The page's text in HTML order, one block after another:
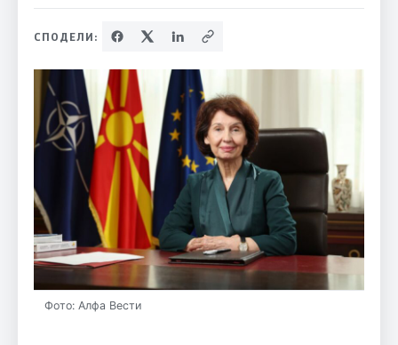
СПОДЕЛИ:
Фото: Алфа Вести